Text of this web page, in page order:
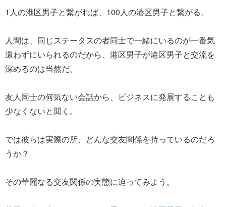
1人の港区男子と繋がれば、100人の港区男子と繋がる。
人間は、同じステータスの者同士で一緒にいるのが一番気
遣わずにいられるのだから、港区男子が港区男子と交流を
深めるのは当然だ。
友人同士の何気ない会話から、ビジネスに発展することも
少なくないと聞く。
では彼らは実際の所、どんな交友関係を持っているのだろ
うか？
その華麗なる交友関係の実態に迫ってみよう。